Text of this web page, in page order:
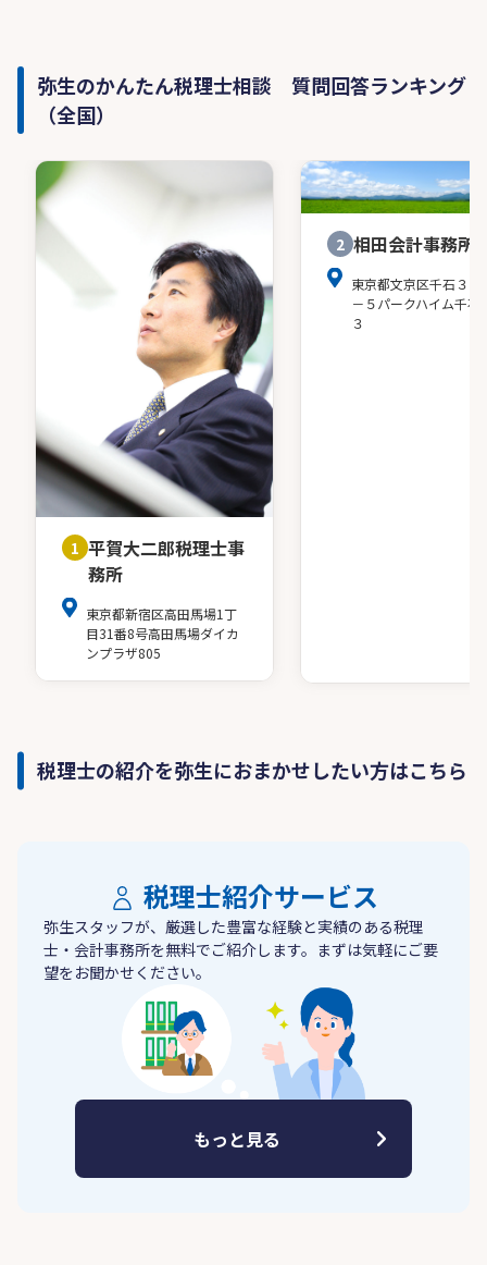
弥生のかんたん税理士相談 質問回答ランキング
（全国）
1 平賀大二郎税理士事
務所
東京都新宿区高田馬場1丁
目31番8号高田馬場ダイカ
ンプラザ805
2 相田会計事務所
東京都文京区千石３－
－５パークハイム千石
３
税理士の紹介を弥生におまかせしたい方はこちら
税理士紹介サービス
弥生スタッフが、厳選した豊富な経験と実績のある税理
士・会計事務所を無料でご紹介します。まずは気軽にご要
望をお聞かせください。
もっと見る